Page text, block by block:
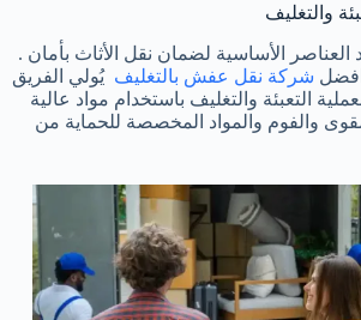
والتغليف
العناصر الأساسية لضمان نقل الأثاث بأمان .
شركة نقل عفش بالتغليف يُولي الفريق
التعبئة والتغليف باستخدام مواد عالية
والفوم والمواد المخصصة للحماية من